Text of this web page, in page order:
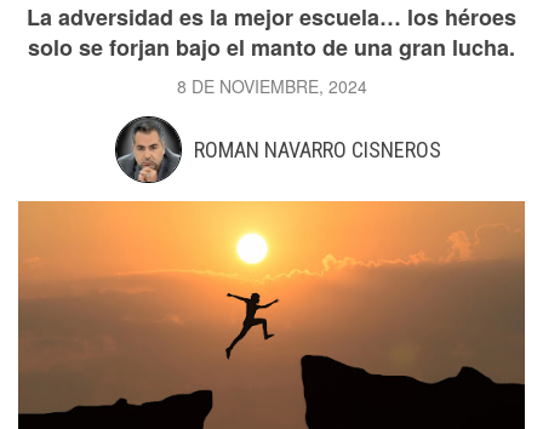
La adversidad es la mejor escuela… los héroes
solo se forjan bajo el manto de una gran lucha.
8 DE NOVIEMBRE, 2024
ROMAN NAVARRO CISNEROS